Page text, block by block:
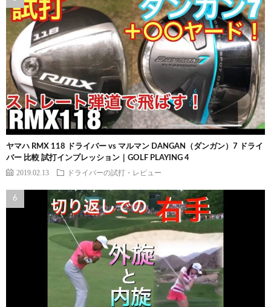
ヤマハ RMX 118 ドライバー vs マルマン DANGAN（ダンガン）7 ドライ
バー 比較 試打インプレッション｜GOLF PLAYING 4
2019.02.13 ドライバーの試打・レビュー